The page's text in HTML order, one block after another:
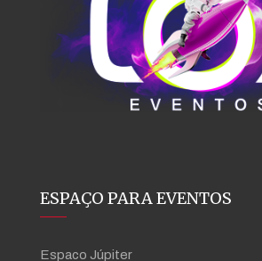
ESPAÇO PARA EVENTOS
Espaco Júpiter